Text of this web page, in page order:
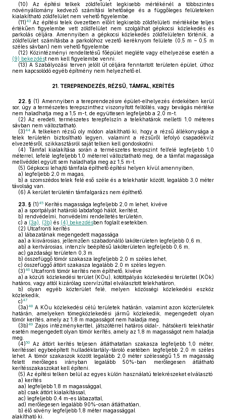
(10) Az építési telkek zöldfelület legkisebb mértékénél a többszintes
növényállomány kedvező számítási lehetősége és a függőleges felületeken
kialakítható zöldfelület nem vehető figyelembe.
(11)43 Az építési telek övezetben előírt legkisebb zöldfelületi mértékébe teljes
értékűen figyelembe vett zöldfelület nem szolgálhat gépkocsi közlekedés és
parkolás céljára. Amennyiben a gépkocsi közlekedés zöldfelületen történik, a
zöldfelület számításba a parkolóhoz vezető keréknyom felülete (0,5 m – 0,5 m
széles sávban) nem vehető figyelembe
(12) Közintézményi rendeltetésű főépület megléte vagy elhelyezése esetén a
(9) bekezdést nem kell figyelembe venni.
(13) A Szabályozási terven jelölt út céljára fenntartott területen épület, úthoz
nem kapcsolódó egyéb építmény nem helyezhető el.
21. TEREPRENDEZÉS, RÉZSŰ, TÁMFAL, KERÍTÉS
22. § (1) Amennyiben a tereprendezésre épület-elhelyezés érdekében kerül
sor, úgy a természetes terepszinthez viszonyított feltöltés, vagy bevágás mértéke
nem haladhatja meg a 1,5 m-t, de együttesen legfeljebb a 2,0 m-t.
(2) Az eredeti, természetes terepfelszín a telekhatárok melletti 1,0 méteres
sávban nem változtatható.
(3)44 A telkeken rézsű oly módon alakítható ki, hogy a rézsű állékonysága a
telek területén biztosítható legyen, valamint a rézsűről lefolyó csapadékvíz
elvezetésről, szikkasztásról saját telken kell gondoskodni.
(4) Támfal kialakítása során a természetes terepszint felfelé legfeljebb 1,0
méterrel, lefelé legfeljebb 1,0 méterrel változtatható meg, de a támfal magassága
mellvéddel együtt sem haladhatja meg az 1,5 m-t.
(5) Gépkocsi lehajtó támfala építhető építési helyen kívül amennyiben,
a) legfeljebb 2,0 m magas,
b) a szomszédos telek felé eső széle és a telekhatár között, legalább 3,0 méter
távolság van.
(6) A kerület területén támfalgarázs nem építhető.
23. § (1)45 Kerítés magassága legfeljebb 2,0 m lehet, kivéve
a) a sportpályát határoló labdafogó hálót, kerítést,
b) rendvédelmi, honvédelmi rendeltetés területén,
c) a (3a) (3b) és (4) bekezdésben foglalt esetekben.
(2) Utcafronti kerítés
a) lábazatának megengedett magassága
aa) a kisvárosias, jellemzően szabadonálló lakóterületen legfeljebb 0,6 m,
ab) a kertvárosias, intenzív beépítésű lakóterületen legfeljebb 0,6 m,
ac) gazdasági területen 0,3 m.
b) összefüggő tömör szakasza legfeljebb 2,0 m széles lehet,
c) összefüggő áttört szakasza legalább 2,0 m széles legyen.
(3)46 Utcafronti tömör kerítés nem építhető, kivéve
a) a közúti közlekedési terület (KÖu), kötöttpályás közlekedési területtel (KÖk)
határos, vagy attól kizárólag szervízúttal elválasztott telekhatáron,
b) olyan egyéb közterület felé, melyen közösségi közlekedési eszköz
közlekedik,
c)47
(3a)48 A KÖu közlekedési célú területek határán, valamint azon közterületek
határán, amelyeken tömegközlekedési jármű közlekedik, megengedett olyan
tömör kerítés, amely az 1,8 m magasságot nem haladja meg.
(3b)49 Zajos intézménykerttel, játszótérrel határos oldal-, hátsókerti telekhatár
esetén megengedett olyan tömör kerítés, amely az 1,8 m magasságot nem haladja
meg.
(4)50
Az áttört kerítés teljesen átláthatatlan szakasza legfeljebb 1,0 méter,
kerítéssel egybeépített hulladéktartály-tároló esetében legfeljebb 2,0 m széles
lehet. A tömör szakaszok között legalább 2,0 méter szélességű 1,5 m magasság
felett merőleges irányban legalább 50%-ban merőlegesen átlátható
kerítésszakaszokat kell építeni.
(5) Az építési telken belül az egyes külön használatú telekrészeket elválasztó
a) kerítés
aa) legfeljebb 1,8 m magassággal,
ab) csak áttört kialakítással,
ac) legfeljebb 0,4 m-es lábazattal,
ad) merőlegesen legalább 90%-osan átláthatóan,
b) élő sövény legfeljebb 1,8 méter magassággal
alakítható ki.